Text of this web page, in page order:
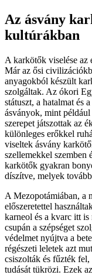
Az ásvány
kultúrákban
A karkötők viselése az
Már az ősi
anyagokból készült
szolgáltak. Az ókori
státuszt, a hatalmat és
ásványok, mint
szerepet játszottak az
különleges erőkkel
viseltek ásvány
szellemekkel szemben
karkötők gyakran
díszítve, melyek
A Mezopotámiában, a
előszeretettel
karneol és a kvarc itt
csupán a szépséget
védelmet nyújtva a
régészeti leletek azt
csiszolták és fűzték
tudását tükrözi. Ezek